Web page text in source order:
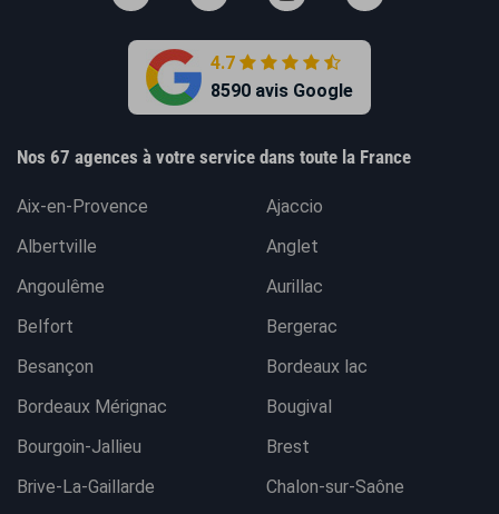
4.7
8590 avis Google
Nos 67 agences à votre service dans toute la France
Aix-en-Provence
Ajaccio
Albertville
Anglet
Angoulême
Aurillac
Belfort
Bergerac
Besançon
Bordeaux lac
Bordeaux Mérignac
Bougival
Bourgoin-Jallieu
Brest
Brive-La-Gaillarde
Chalon-sur-Saône